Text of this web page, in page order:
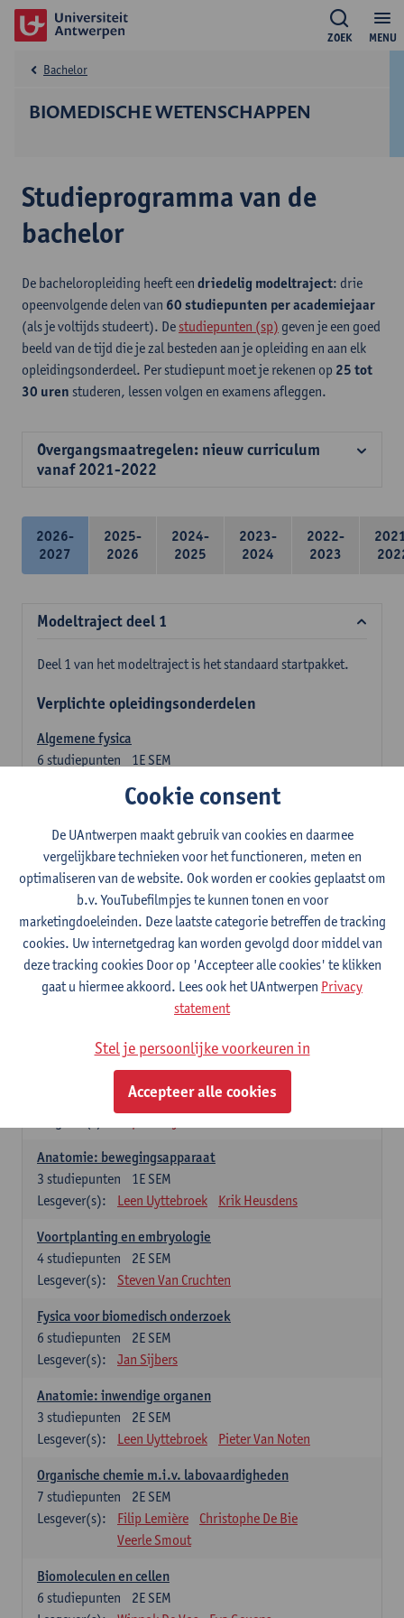
MENU
ZOEK
BIOMEDISCHE WETENSCHAPPEN
Bachelor
Studieprogramma van de
bachelor
De bacheloropleiding heeft een driedelig modeltraject: drie
opeenvolgende delen van 60 studiepunten per academiejaar
(als je voltijds studeert). De studiepunten (sp) geven je een goed
beeld van de tijd die je zal besteden aan je opleiding en aan elk
opleidingsonderdeel. Per studiepunt moet je rekenen op 25 tot
30 uren studeren, lessen volgen en examens afleggen.
Overgangsmaatregelen: nieuw curriculum
vanaf 2021-2022
2026-
2027
2025-
2026
2024-
2025
2023-
2024
2022-
2023
Modeltraject deel 1
Deel 1 van het modeltraject is het standaard startpakket.
Verplichte opleidingsonderdelen
Algemene fysica
1E SEM
6 studiepunten
1E SEM
studiepunten
Lesgever(s):
Jan Sijbers
Algemene chemie m.i.v. labovaardigheden
1E SEM
7studiepunten
Lesgever(s):
Frank Blockhuys Christophe De Bie
Studium generale in de biomedische wetenschappen deel
1: onderzoek in de levenswetenschappen
Lesgever(s):
Anja Verhulst Sebastiaan De Schepper
1E SEM
Anatomie: bewegingsapparaat
1E SEM
3 studiepunten
Lesgever(s):
Leen Uyttebroek Krik Heusdens
Voortplanting en embryologie
2E SEM
4studiepunten
Lesgever(s):
Steven Van Cruchten
Fysica voor biomedisch onderzoek
2E SEM
6 studiepunten
Lesgever(s):
Jan Sijbers
Anatomie: inwendige organen
2E SEM
3 studiepunten
Lesgever(s):
Leen Uyttebroek Pieter Van Noten
Organische chemie m.i.v. labovaardigheden
2E SEM
7 studiepunten
Lesgever(s):
Filip Lemière
Christophe De Bie
Veerle Smout
Biomoleculen en cellen
2E SEM
6 studiepunten
Cookie consent
De UAntwerpen maakt gebruik van cookies en daarmee
vergelijkbare technieken voor het functioneren, meten en
optimaliseren van de website. Ook worden er cookies geplaatst om
b.v. YouTubefilmpjes te kunnen tonen en voor
marketingdoeleinden. Deze laatste categorie betreffen de tracking
cookies. Uw internetgedrag kan worden gevolgd door middel van
deze tracking cookies Door op 'Accepteer alle cookies' te klikken
gaat u hiermee akkoord. Lees ook het UAntwerpen Privacy
statement
Stel je persoonlijke voorkeuren in
Accepteer alle cookies